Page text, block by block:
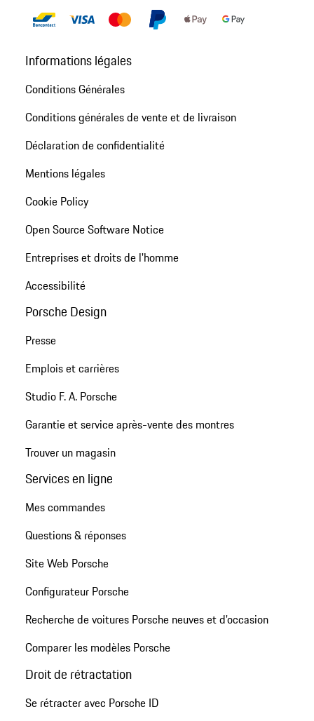
Informations légales
Conditions Générales
Conditions générales de vente et de livraison
Déclaration de confidentialité
Mentions légales
Cookie Policy
Open Source Software Notice
Entreprises et droits de l'homme
Accessibilité
Porsche Design
Presse
Emplois et carrières
Studio F. A. Porsche
Garantie et service après-vente des montres
Trouver un magasin
Services en ligne
Mes commandes
Questions & réponses
Site Web Porsche
Configurateur Porsche
Recherche de voitures Porsche neuves et d'occasion
Comparer les modèles Porsche
Droit de rétractation
Se rétracter avec Porsche ID